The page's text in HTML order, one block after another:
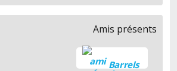
Amis présents
Barrels